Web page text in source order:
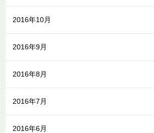
2016年10月
2016年9月
2016年8月
2016年7月
2016年6月